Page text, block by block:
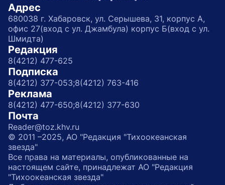
Адрес
680038 г. Хабаровск, ул. Серышева, 31, корпус А,
офис 27(вход с ул. Джамбула) корпус Б(вход с ул.
Шмидта)
Редакция
8(4212) 477-625
Подписка
8(4212) 377-053;8(4212) 763-416
Реклама
8(4212) 477-650;8(4212) 377-630
Почта
Reader@toz.khv.ru
© 2011 –2025, АО "Редакция "Тихоокеанская
звезда"
Все права на материалы, опубликованные на
настоящем сайте, принадлежат АО "Редакция
"Тихоокеанская звезда"